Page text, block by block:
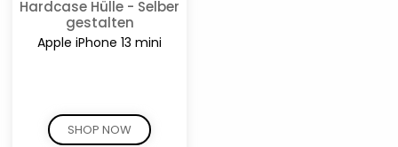
Hardcase Hülle - Selber
gestalten
Apple iPhone 13 mini
SHOP NOW